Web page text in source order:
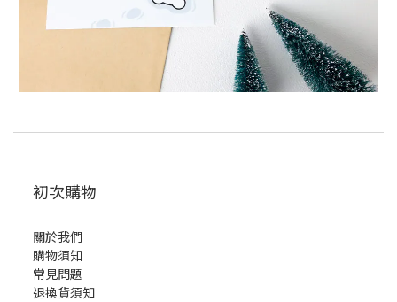
初次購物
關於我們
購物須知
常見問題
退換貨須知